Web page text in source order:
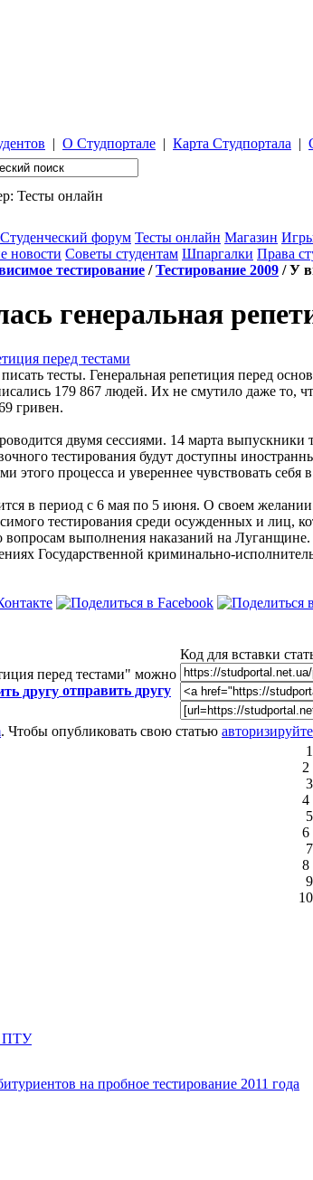
| О Студпортале | Карта Студпортала |
Тесты онлайн
Студенческий форум Тесты онлайн Магазин
новости Советы студентам Шпаргалки Права
тестирование /Тестирование 2009 / У
генеральная
тесты. Генеральная репетиция перед
179 867 людей. Их не смутило даже то,
гривен.
двумя сессиями. 14 марта
тестирования будут доступны
этого процесса и увереннее чувствовать
в период с 6 мая по 5 июня. О своем
тестирования среди осужденных и лиц,
выполнения наказаний на
Государственной криминально-
перед тестами" можно
отправить другу
Код для вставки
. Чтобы опубликовать свою статью
1
2
3
4
5
6
7
8
9
10
ПТУ
на пробное тестирование 2011 года